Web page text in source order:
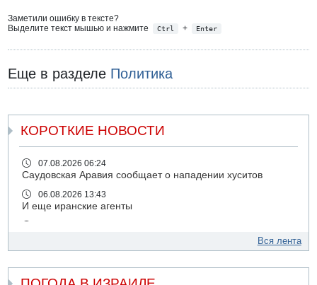
Заметили ошибку в тексте?
Выделите текст мышью и нажмите
Ctrl + Enter
Еще в разделе Политика
КОРОТКИЕ НОВОСТИ
07.08.2026 06:24
Саудовская Аравия сообщает о нападении хуситов
06.08.2026 13:43
И еще иранские агенты
электрической компании
06.08.2026 13:07
Возле Кирьят-Арбы пожар на местности
Вся лента